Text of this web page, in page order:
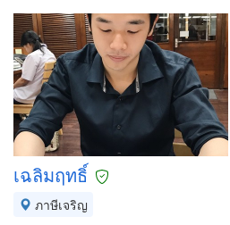
เฉลิมฤทธิ์
ภาษีเจริญ